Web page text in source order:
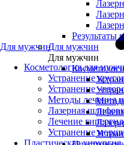
Для мужчин
Косметология для
Устранение
Устранение
Методы лечения
Лазерная
Лечение
Устранение
Пластическая
Результаты
Для мужчин
Для мужчин